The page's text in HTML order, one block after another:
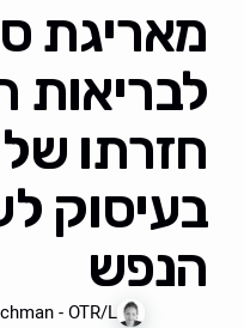
מאריגת
לבריאות
חזרתו של
בעיסוק
הנפש
- OTR/L